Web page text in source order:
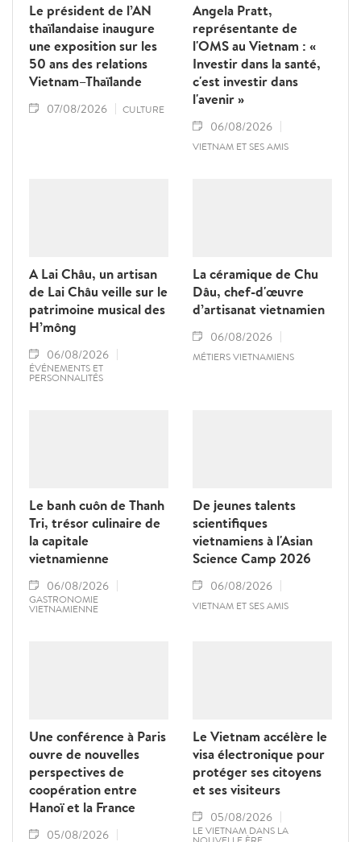
Le président de l’AN
thaïlandaise inaugure
une exposition sur les
50 ans des relations
Vietnam–Thaïlande
07/08/2026 CULTURE
Angela Pratt,
représentante de
l'OMS au Vietnam : «
Investir dans la santé,
c'est investir dans
l'avenir »
06/08/2026
VIETNAM ET SES AMIS
A Lai Châu, un artisan
de Lai Châu veille sur le
patrimoine musical des
H’mông
06/08/2026
ÉVÉNEMENTS ET
PERSONNALITÉS
La céramique de Chu
Dâu, chef-d'œuvre
d’artisanat vietnamien
06/08/2026
MÉTIERS VIETNAMIENS
Le banh cuôn de Thanh
Tri, trésor culinaire de
la capitale
vietnamienne
06/08/2026
GASTRONOMIE
VIETNAMIENNE
De jeunes talents
scientifiques
vietnamiens à l'Asian
Science Camp 2026
06/08/2026
VIETNAM ET SES AMIS
Une conférence à Paris
ouvre de nouvelles
perspectives de
coopération entre
Hanoï et la France
05/08/2026
Le Vietnam accélère le
visa électronique pour
protéger ses citoyens
et ses visiteurs
05/08/2026
LE VIETNAM DANS LA